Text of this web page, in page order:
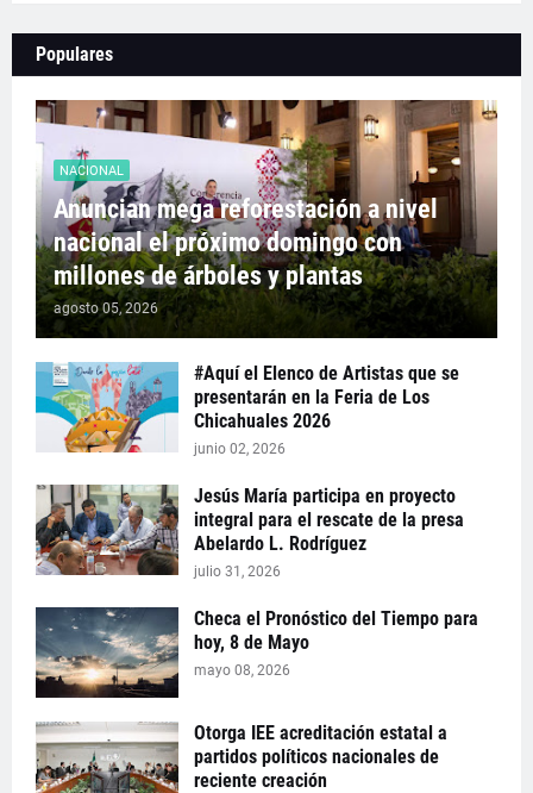
Populares
NACIONAL
Anuncian mega reforestación a nivel
nacional el próximo domingo con
millones de árboles y plantas
agosto 05, 2026
#Aquí el Elenco de Artistas que se
presentarán en la Feria de Los
Chicahuales 2026
junio 02, 2026
Jesús María participa en proyecto
integral para el rescate de la presa
Abelardo L. Rodríguez
julio 31, 2026
Checa el Pronóstico del Tiempo para
hoy, 8 de Mayo
mayo 08, 2026
Otorga IEE acreditación estatal a
partidos políticos nacionales de
reciente creación